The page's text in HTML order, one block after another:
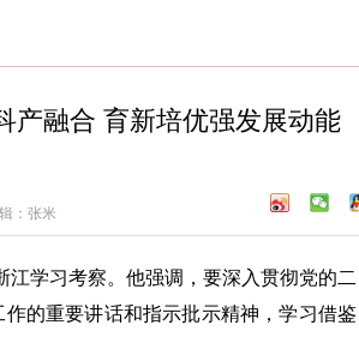
产融合 育新培优强发展动能
：张米
学习考察。他强调，要深入贯彻党的二
的重要讲话和指示批示精神，学习借鉴